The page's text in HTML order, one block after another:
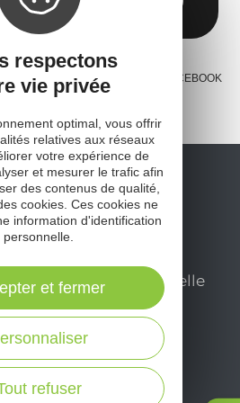
MESSENGER FACEBOOK
newsletter mensuelle
pour profiter
séjour en Aveyron.
ici
respectons
vie privée
optimal, vous offrir
relatives aux réseaux
votre expérience de
et mesurer le trafic afin
des contenus de qualité,
cookies. Ces cookies ne
information d'identification
personnelle.
refuser
et fermer